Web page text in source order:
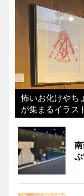
怖いお化けやち
が集まるイラス